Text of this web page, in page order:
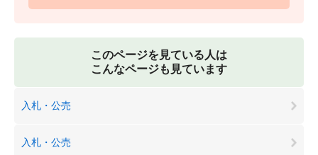
このページを見ている人は
こんなページも見ています
入札・公売
入札・公売